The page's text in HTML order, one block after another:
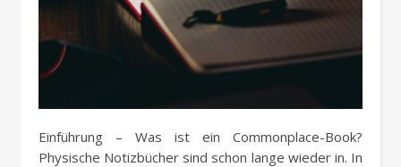
Einführung – Was ist ein Commonplace-Book?
Physische Notizbücher sind schon lange wieder in. In